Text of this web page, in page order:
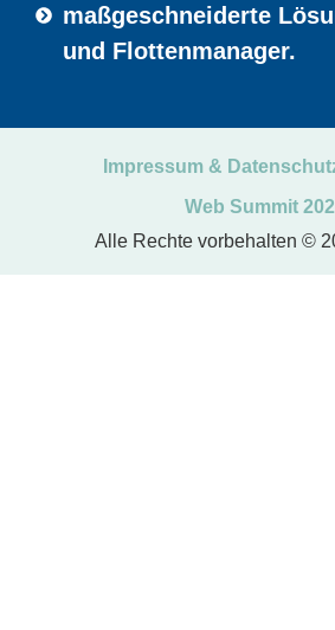
maßgeschneiderte
und Flottenmanager.
Impressum &
Web Summit
Alle Rechte vorbehalten ©